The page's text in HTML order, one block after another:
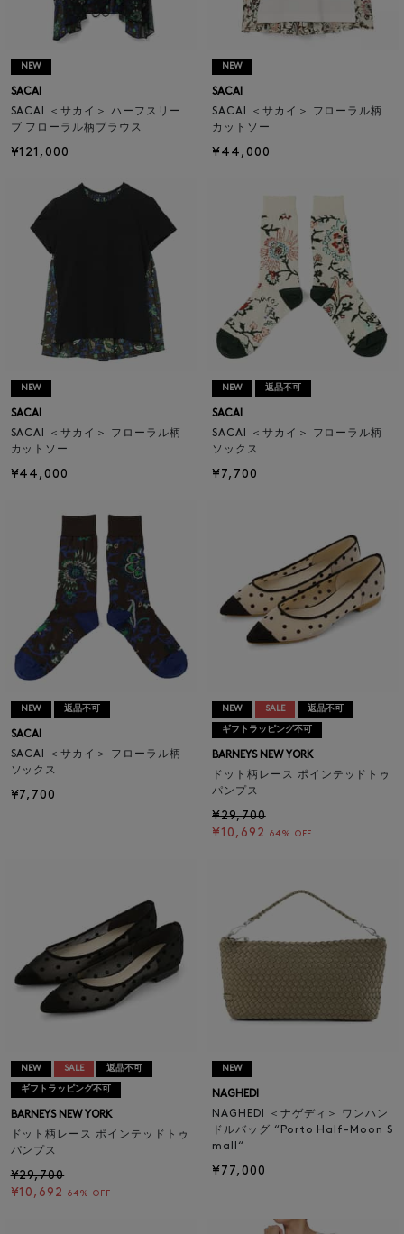
NEW
SACAI
SACAI ＜サカイ＞ ハーフスリー
ブ フローラル柄ブラウス
¥121,000
NEW
SACAI
SACAI ＜サカイ＞ フローラル柄
カットソー
¥44,000
NEW
SACAI
SACAI ＜サカイ＞ フローラル柄
カットソー
¥44,000
NEW 返品不可
SACAI
SACAI ＜サカイ＞ フローラル柄
ソックス
¥7,700
NEW 返品不可
SACAI
SACAI ＜サカイ＞ フローラル柄
ソックス
¥7,700
NEW SALE 返品不可
ギフトラッピング不可
BARNEYS NEW YORK
ドット柄レース ポインテッドトゥ
パンプス
¥29,700
¥10,692
64% OFF
NEW SALE 返品不可
ギフトラッピング不可
BARNEYS NEW YORK
ドット柄レース ポインテッドトゥ
パンプス
¥29,700
¥10,692
64% OFF
NEW
NAGHEDI
NAGHEDI ＜ナゲディ＞ ワンハン
ドルバッグ “Porto Half-Moon S
mall“
¥77,000